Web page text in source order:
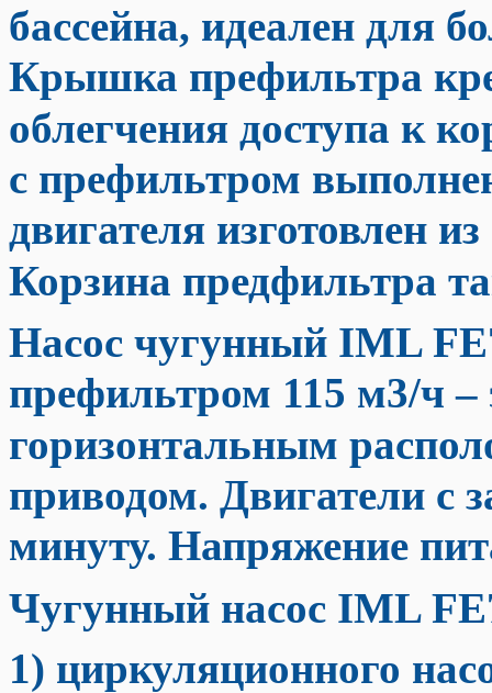
бассейна, идеален для
Крышка префильтра
облегчения доступа к
с префильтром
двигателя изготовлен
Корзина предфильтра
Насос чугунный IML
префильтром 115 м3/ч –
горизонтальным
приводом. Двигатели с
минуту. Напряжение
Чугунный насос IML
1) циркуляционного